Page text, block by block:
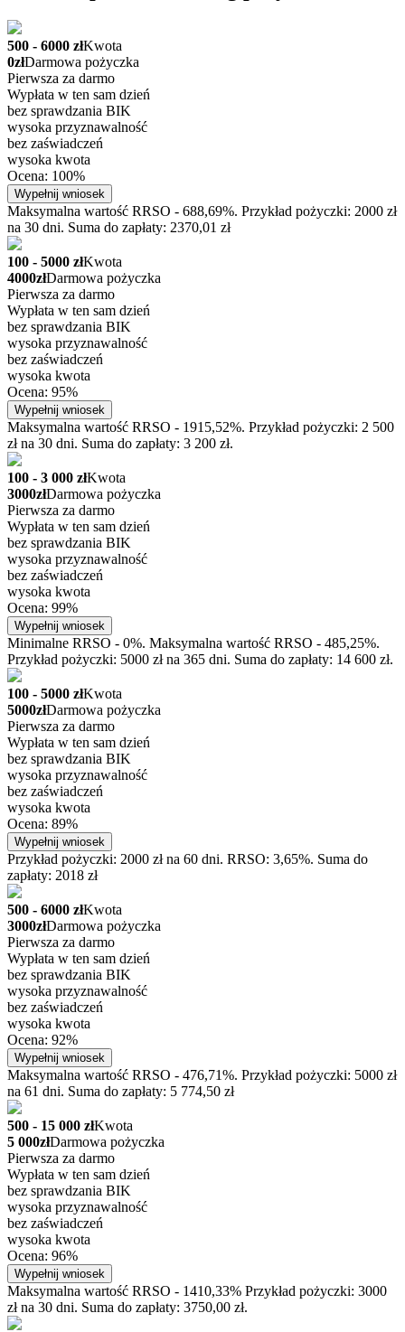
500 - 6000 złKwota
0złDarmowa pożyczka
Pierwsza za darmo
Wypłata w ten sam dzień
bez sprawdzania BIK
wysoka przyznawalność
bez zaświadczeń
wysoka kwota
Ocena: 100%
Wypełnij wniosek
Maksymalna wartość RRSO - 688,69%. Przykład pożyczki: 2000 zł
na 30 dni. Suma do zapłaty: 2370,01 zł
100 - 5000 złKwota
4000złDarmowa pożyczka
Pierwsza za darmo
Wypłata w ten sam dzień
bez sprawdzania BIK
wysoka przyznawalność
bez zaświadczeń
wysoka kwota
Ocena: 95%
Wypełnij wniosek
Maksymalna wartość RRSO - 1915,52%. Przykład pożyczki: 2 500
zł na 30 dni. Suma do zapłaty: 3 200 zł.
100 - 3 000 złKwota
3000złDarmowa pożyczka
Pierwsza za darmo
Wypłata w ten sam dzień
bez sprawdzania BIK
wysoka przyznawalność
bez zaświadczeń
wysoka kwota
Ocena: 99%
Wypełnij wniosek
Minimalne RRSO - 0%. Maksymalna wartość RRSO - 485,25%.
Przykład pożyczki: 5000 zł na 365 dni. Suma do zapłaty: 14 600 zł.
100 - 5000 złKwota
5000złDarmowa pożyczka
Pierwsza za darmo
Wypłata w ten sam dzień
bez sprawdzania BIK
wysoka przyznawalność
bez zaświadczeń
wysoka kwota
Ocena: 89%
Wypełnij wniosek
Przykład pożyczki: 2000 zł na 60 dni. RRSO: 3,65%. Suma do
zapłaty: 2018 zł
500 - 6000 złKwota
3000złDarmowa pożyczka
Pierwsza za darmo
Wypłata w ten sam dzień
bez sprawdzania BIK
wysoka przyznawalność
bez zaświadczeń
wysoka kwota
Ocena: 92%
Wypełnij wniosek
Maksymalna wartość RRSO - 476,71%. Przykład pożyczki: 5000 zł
na 61 dni. Suma do zapłaty: 5 774,50 zł
500 - 15 000 złKwota
5 000złDarmowa pożyczka
Pierwsza za darmo
Wypłata w ten sam dzień
bez sprawdzania BIK
wysoka przyznawalność
bez zaświadczeń
wysoka kwota
Ocena: 96%
Wypełnij wniosek
Maksymalna wartość RRSO - 1410,33% Przykład pożyczki: 3000
zł na 30 dni. Suma do zapłaty: 3750,00 zł.